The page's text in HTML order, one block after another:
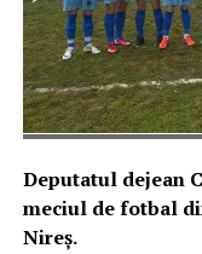
Deputatul dejean
meciul de fotbal
Nireș.